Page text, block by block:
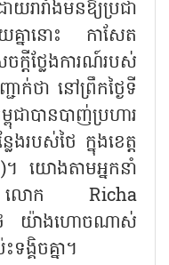
ារាំងមិនឱ្យ​ប្រជា
គ្នានោះ កាសែត
តីថ្លែងការណ៍របស់
ក់ថា នៅព្រឹកថ្ងៃទី
បានបាញ់ប្រហារ
របស់ថៃ ក្នុងខេត្ត
យោងតាមអ្នកនាំ
លោក Richa
ៃ យ៉ាងហោចណាស់
ង្គិចគ្នា។